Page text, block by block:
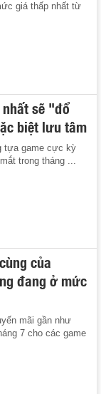
giá thấp nhất từ
sẽ "đổ
biệt lưu tâm
tựa game cực kỳ
trong tháng ...
của
đang ở mức
mãi gần như
7 cho các game